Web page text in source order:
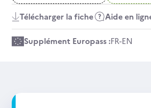
Télécharger la fiche Aide en
Supplément Europass :FR-EN